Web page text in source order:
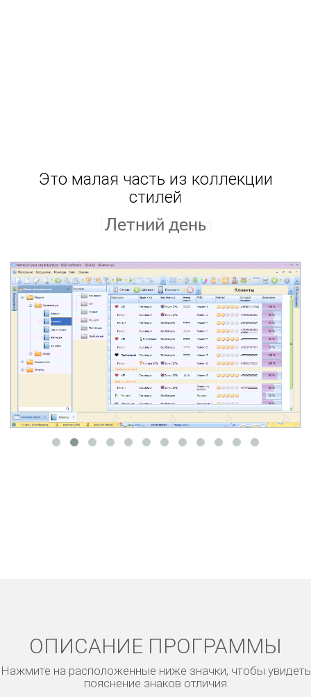
Это малая часть из коллекции
стилей
Летний день
ОПИСАНИЕ ПРОГРАММЫ
Нажмите на расположенные ниже значки, чтобы увидеть
пояснение знаков отличия